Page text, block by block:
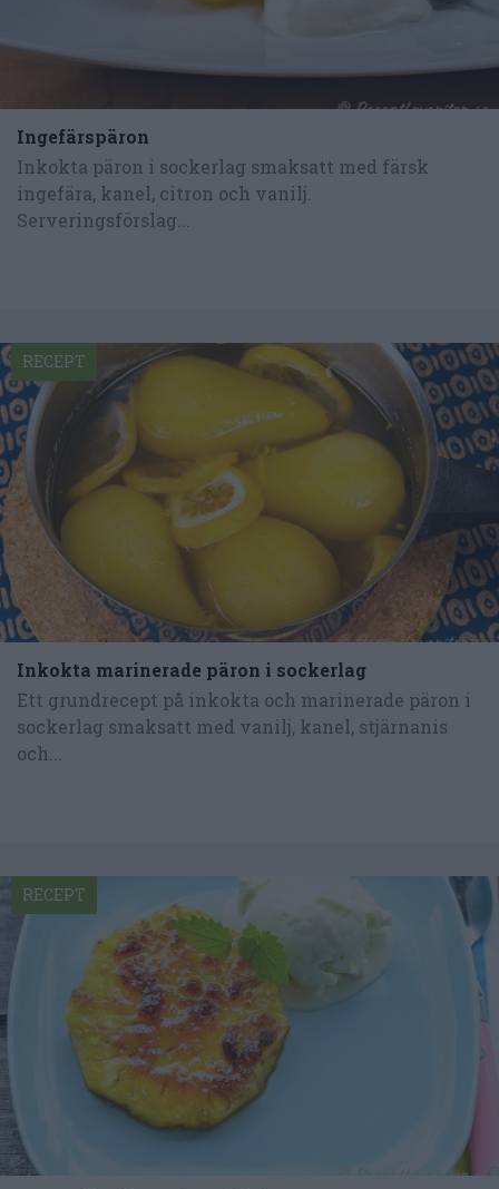
Ingefärspäron
Inkokta päron i sockerlag smaksatt med färsk
ingefära, kanel, citron och vanilj.
Serveringsförslag...
Inkokta marinerade päron i sockerlag
Ett grundrecept på inkokta och marinerade päron i
sockerlag smaksatt med vanilj, kanel, stjärnanis
och...
RECEPT
RECEPT